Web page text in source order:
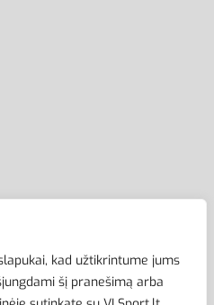
kad užtikrintume jums
šį pranešimą arba